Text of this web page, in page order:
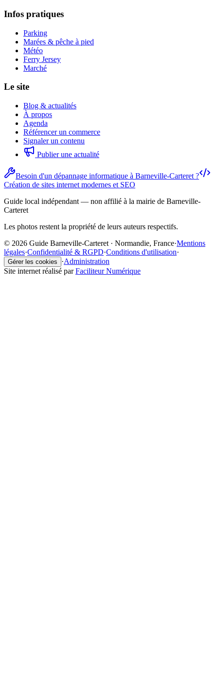
Infos pratiques
Parking
Marées & pêche à pied
Météo
Ferry Jersey
Marché
Le site
Blog & actualités
À propos
Agenda
Référencer un commerce
Signaler un contenu
Publier une actualité
Besoin d'un dépannage informatique à Barneville-Carteret ?
Création de sites internet modernes et SEO
Guide local indépendant — non affilié à la mairie de Barneville-
Carteret
Les photos restent la propriété de leurs auteurs respectifs.
© 2026 Guide Barneville-Carteret · Normandie, France·Mentions
légales·Confidentialité & RGPD·Conditions d'utilisation·
Gérer les cookies ·Administration
Site internet réalisé par Faciliteur Numérique